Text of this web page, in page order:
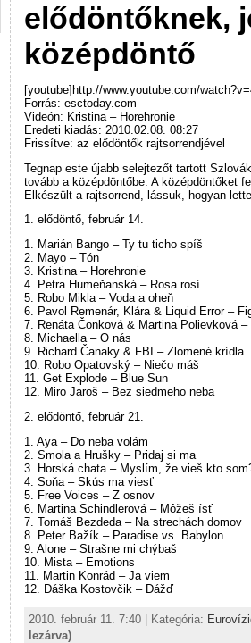
elődöntőknek,
középdöntő
[youtube]http://www.youtube.com/
Forrás: esctoday.com
Videón: Kristina – Horehronie
Eredeti kiadás: 2010.02.08. 08:27
Frissítve: az elődöntők rajtsorrendjével
Tegnap este újabb selejtezőt tartott
tovább a középdöntőbe. A középdöntőket
Elkészült a rajtsorrend, lássuk, hogyan
1. elődöntő, február 14.
1. Marián Bango – Ty tu ticho spíš
2. Mayo – Tón
3. Kristina – Horehronie
4. Petra Humeňanská – Rosa rosí
5. Robo Mikla – Voda a oheň
6. Pavol Remenár, Klára & Liquid Error –
7. Renáta Čonková & Martina Polievková –
8. Michaella – O nás
9. Richard Čanaky & FBI – Zlomené krídla
10. Robo Opatovský – Niečo máš
11. Get Explode – Blue Sun
12. Miro Jaroš – Bez siedmeho neba
2. elődöntő, február 21.
1. Aya – Do neba volám
2. Smola a Hrušky – Pridaj si ma
3. Horská chata – Myslím, že vieš kto
4. Soňa – Skús ma viesť
5. Free Voices – Z osnov
6. Martina Schindlerová – Môžeš ísť
7. Tomáš Bezdeda – Na strechách domov
8. Peter Bažík – Paradise vs. Babylon
9. Alone – Strašne mi chýbaš
10. Mista – Emotions
11. Martin Konrád – Ja viem
12. Dáška Kostovčik – Dážď
2010. február 11. 7:40 | Kategória:
lezárva)